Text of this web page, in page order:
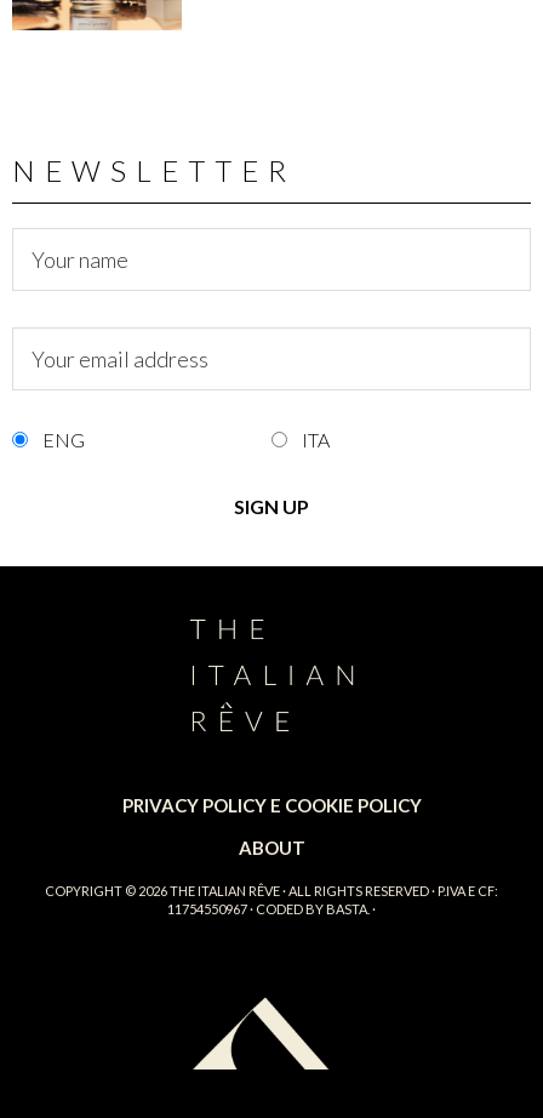
NEWSLETTER
ENG ITA
PRIVACY POLICY E COOKIE POLICY
ABOUT
COPYRIGHT © 2026THE ITALIAN RÊVE· ALL RIGHTS RESERVED · P.IVA E CF:
11754550967 · CODED BY BASTA. ·